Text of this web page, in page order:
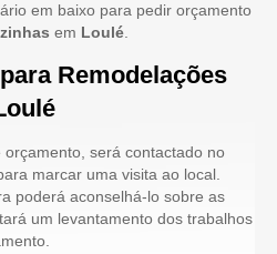
em baixo para pedir orçamento
em Loulé
Remodelações
será contactado no
marcar uma visita ao local.
poderá aconselhá-lo sobre as
um levantamento dos trabalhos